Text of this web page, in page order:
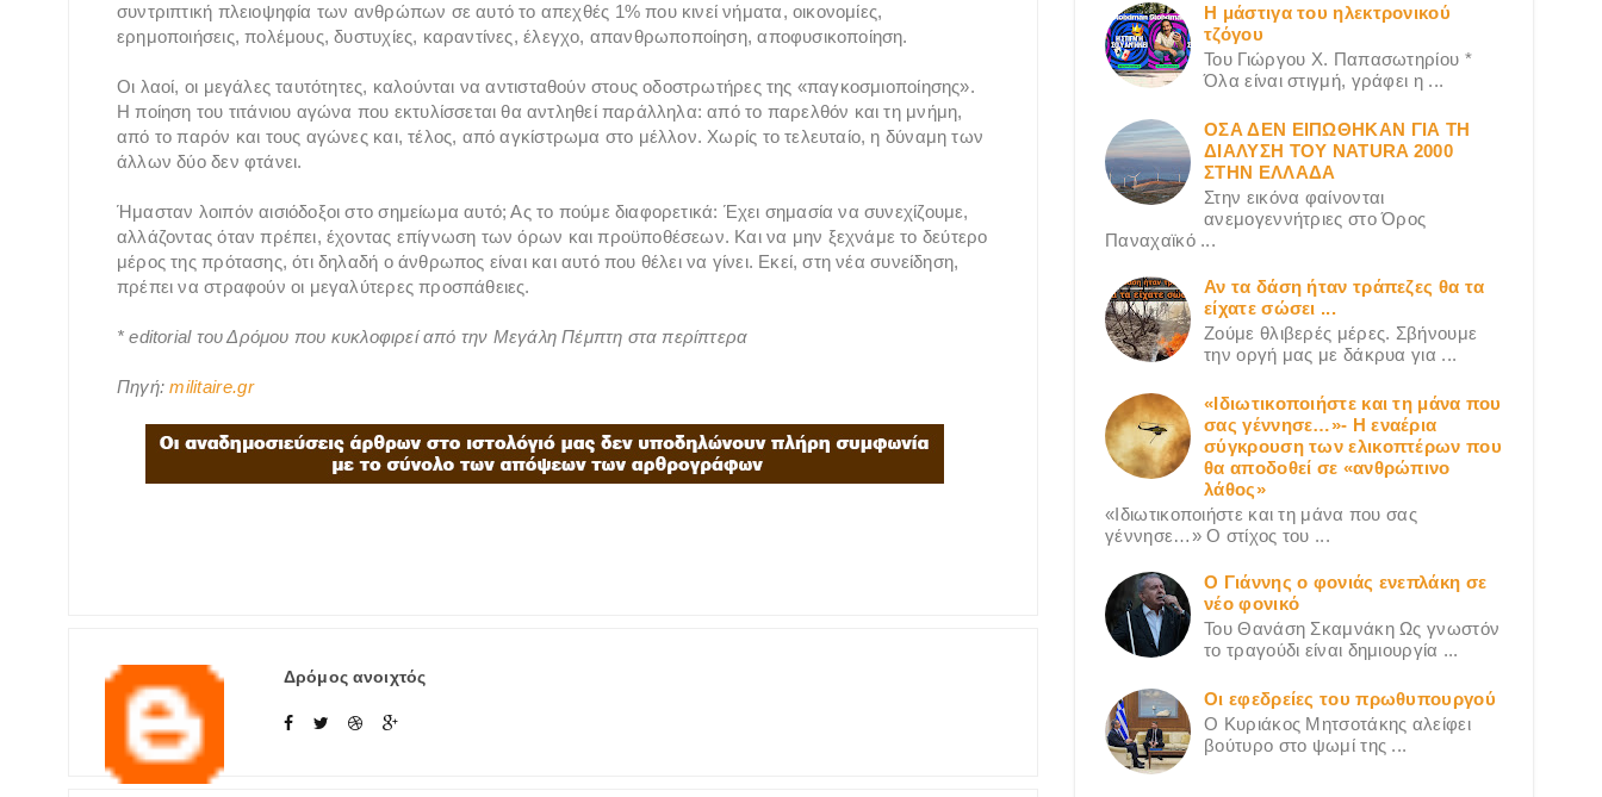
συντριπτική πλειοψηφία των ανθρώπων σε αυτό το απεχθές 1% που κινεί νήματα, οικονομίες,
ερημοποιήσεις, πολέμους, δυστυχίες, καραντίνες, έλεγχο, απανθρωποποίηση, αποφυσικοποίηση.
Οι λαοί, οι μεγάλες ταυτότητες, καλούνται να αντισταθούν στους οδοστρωτήρες της «παγκοσμιοποίησης».
Η ποίηση του τιτάνιου αγώνα που εκτυλίσσεται θα αντληθεί παράλληλα: από το παρελθόν και τη μνήμη,
από το παρόν και τους αγώνες και, τέλος, από αγκίστρωμα στο μέλλον. Χωρίς το τελευταίο, η δύναμη των
άλλων δύο δεν φτάνει.
Ήμασταν λοιπόν αισιόδοξοι στο σημείωμα αυτό; Ας το πούμε διαφορετικά: Έχει σημασία να συνεχίζουμε,
αλλάζοντας όταν πρέπει, έχοντας επίγνωση των όρων και προϋποθέσεων. Και να μην ξεχνάμε το δεύτερο
μέρος της πρότασης, ότι δηλαδή ο άνθρωπος είναι και αυτό που θέλει να γίνει. Εκεί, στη νέα συνείδηση,
πρέπει να στραφούν οι μεγαλύτερες προσπάθειες.
* editorial του Δρόμου που κυκλοφιρεί από την Μεγάλη Πέμπτη στα περίπτερα
Πηγή:militaire.gr
Δρόμος ανοιχτός
Η μάστιγα του ηλεκτρονικού
τζόγου
Του Γιώργου X. Παπασωτηρίου *
Όλα είναι στιγμή, γράφει η ...
ΟΣΑ ΔΕN ΕΙΠΩΘΗΚΑΝ ΓΙΑ ΤΗ
ΔΙΑΛΥΣΗ ΤΟΥ NATURA 2000
ΣΤΗΝ ΕΛΛΑΔΑ
Στην εικόνα φαίνονται
ανεμογεννήτριες στο Όρος
Παναχαϊκό ...
Αν τα δάση ήταν τράπεζες θα τα
είχατε σώσει ...
Ζούμε θλιβερές μέρες. Σβήνουμε
την οργή μας με δάκρυα για ...
«Ιδιωτικοποιήστε και τη μάνα που
σας γέννησε…»- Η εναέρια
σύγκρουση των ελικοπτέρων που
θα αποδοθεί σε «ανθρώπινο
λάθος»
«Ιδιωτικοποιήστε και τη μάνα που σας
γέννησε…» Ο στίχος του ...
Ο Γιάννης ο φονιάς ενεπλάκη σε
νέο φονικό
Του Θανάση Σκαμνάκη Ως γνωστόν
το τραγούδι είναι δημιουργία ...
Οι εφεδρείες του πρωθυπουργού
Ο Κυριάκος Μητσοτάκης αλείφει
βούτυρο στο ψωμί της ...